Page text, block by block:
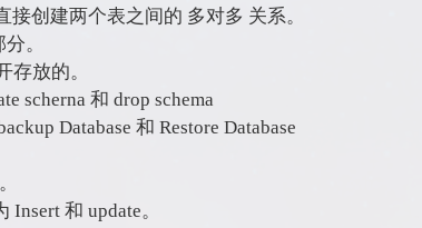
创建两个表之间的 多对多 关系。
。
放的。
scherna 和 drop schema
Database 和 Restore Database
和 update。